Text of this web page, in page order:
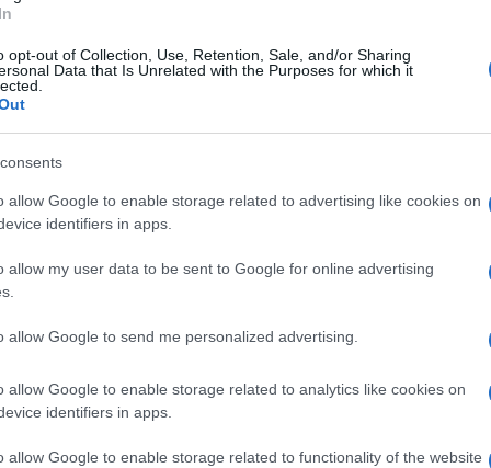
opt-out of Collection, Use, Retention, Sale, and/or Sharing
Data that Is Unrelated with the Purposes for which it
allow Google to enable storage related to advertising like cookies on
identifiers in apps.
allow my user data to be sent to Google for online advertising
allow Google to send me personalized advertising.
allow Google to enable storage related to analytics like cookies on
identifiers in apps.
allow Google to enable storage related to functionality of the website
in Tedna kulturne dediščine bo popoldan v
v ‘Štauhariji’.
dediščine in 13. Tedna kulturne dediščine bo